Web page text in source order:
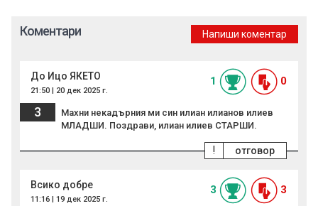
Коментари Напиши коментар
До Ицо ЯКЕТО
21:50 | 20 дек 2025 г.
1 0
3
Махни некадърния ми син илиан илианов илиев
МЛАДШИ. Поздрави, илиан илиев СТАРШИ.
отговор
!
Всико добре
11:16 | 19 дек 2025 г.
3 3